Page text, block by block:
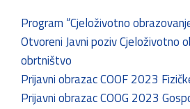
Program “Cjeloživotno
Otvoreni Javni poziv Cjeloživotno
obrtništvo
Prijavni obrazac COOF 2023
Prijavni obrazac COOG 2023